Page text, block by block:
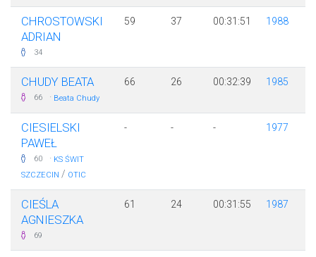
CHROSTOWSKI
ADRIAN
34
59 37 00:31:51 1988
CHUDY BEATA
66 · Beata Chudy
66 26 00:32:39 1985
CIESIELSKI
PAWEŁ
60 · KS ŚWIT
SZCZECIN / OTIC
- - - 1977
CIEŚLA
AGNIESZKA
69
61 24 00:31:55 1987